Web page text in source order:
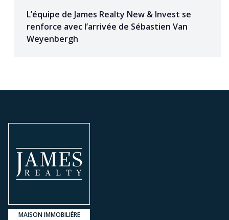
L’équipe de James Realty New & Invest se
renforce avec l’arrivée de Sébastien Van
Weyenbergh
MAISON IMMOBILIÈRE